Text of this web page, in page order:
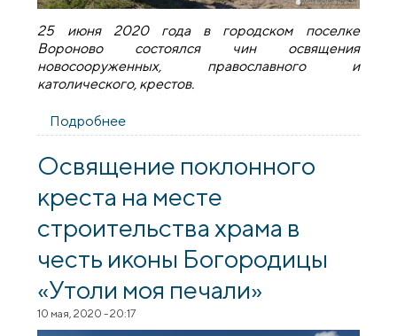
25 июня 2020 года в городском поселке
Вороново состоялся чин освящения
новосооруженных, православного и
католического, крестов.
Подробнее
новосооруженных крестов
Освящение поклонного
креста на месте
строительства храма в
честь иконы Богородицы
«Утоли моя печали»
10 мая, 2020 - 20:17